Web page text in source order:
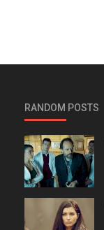
RANDOM POSTS